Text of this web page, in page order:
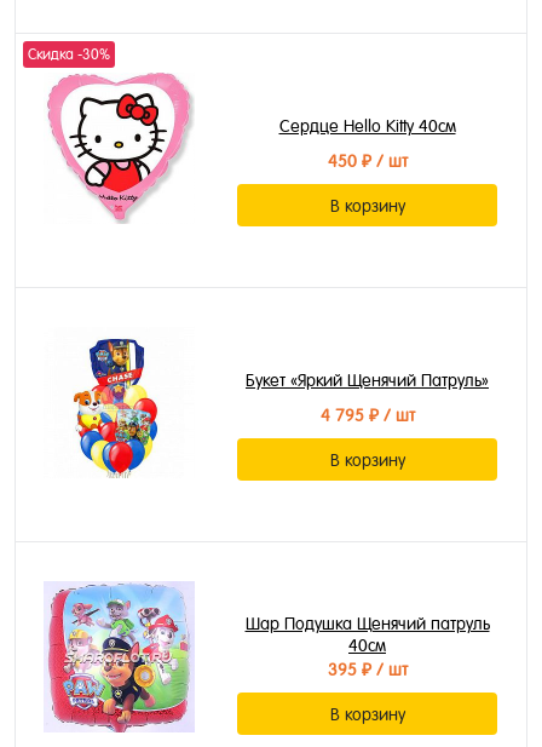
Скидка -30%
Сердце Hello Kitty 40см
450 ₽/ шт
В корзину
Букет «Яркий Щенячий Патруль»
4 795 ₽/ шт
В корзину
Шар Подушка Щенячий патруль
40см
395 ₽/ шт
В корзину